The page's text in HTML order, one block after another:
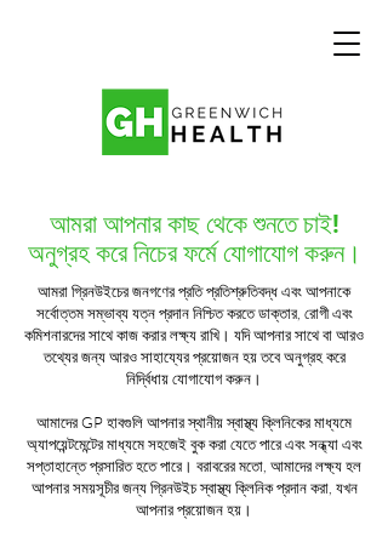
আমরা আপনার কাছ থেকে শুনতে চাই!
অনুগ্রহ করে নিচের ফর্মে যোগাযোগ করুন।
আমরা গ্রিনউইচের জনগণের প্রতি প্রতিশ্রুতিবদ্ধ এবং আপনাকে
সর্বোত্তম সম্ভাব্য যত্ন প্রদান নিশ্চিত করতে ডাক্তার, রোগী এবং
কমিশনারদের সাথে কাজ করার লক্ষ্য রাখি। যদি আপনার সাথে বা আরও
তথ্যের জন্য আরও সাহায্যের প্রয়োজন হয় তবে অনুগ্রহ করে
নির্দ্বিধায় যোগাযোগ করুন।
আমাদের GP হাবগুলি আপনার স্থানীয় স্বাস্থ্য ক্লিনিকের মাধ্যমে
অ্যাপয়েন্টমেন্টের মাধ্যমে সহজেই বুক করা যেতে পারে এবং সন্ধ্যা এবং
সপ্তাহান্তে প্রসারিত হতে পারে। বরাবরের মতো, আমাদের লক্ষ্য হল
আপনার সময়সূচীর জন্য গ্রিনউইচ স্বাস্থ্য ক্লিনিক প্রদান করা, যখন
আপনার প্রয়োজন হয়।